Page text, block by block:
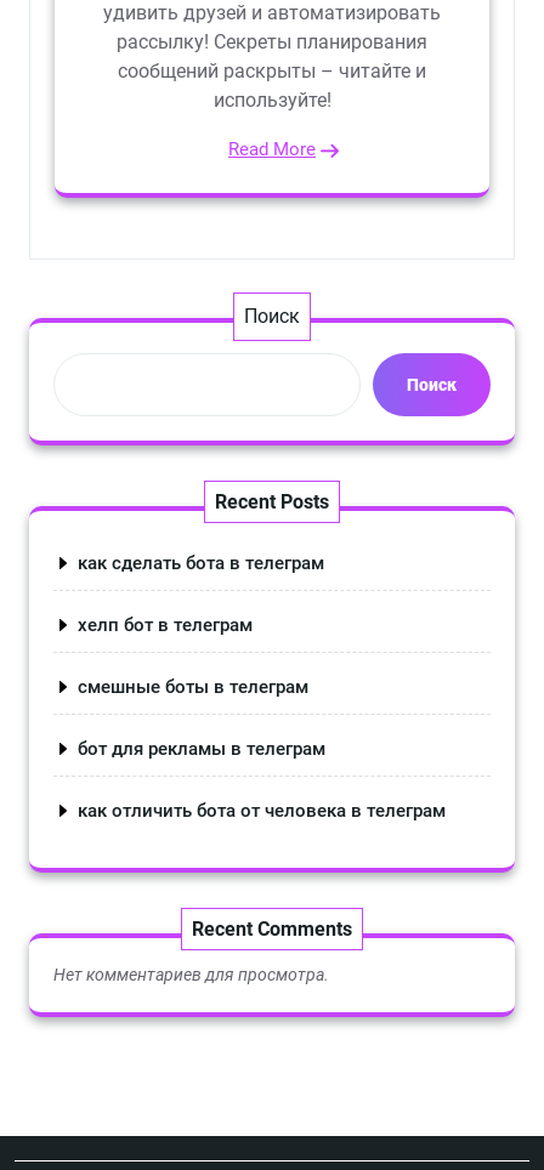
удивить друзей и автоматизировать
рассылку! Секреты планирования
сообщений раскрыты – читайте и
используйте!
Read More
Поиск
Поиск
Recent Posts
как сделать бота в телеграм
хелп бот в телеграм
смешные боты в телеграм
бот для рекламы в телеграм
как отличить бота от человека в телеграм
Recent Comments
Нет комментариев для просмотра.